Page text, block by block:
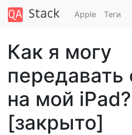
Apple Теги
Как я могу
на мой iPad?
[закрыто]